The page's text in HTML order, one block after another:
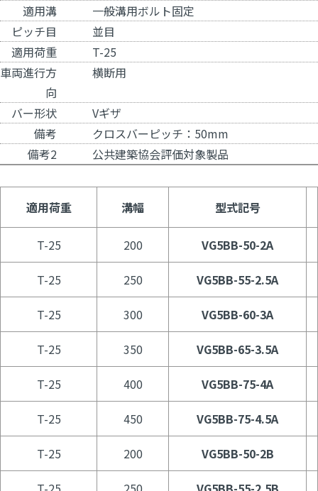
適用溝
一般溝用ボルト固定
ピッチ目
並目
適用荷重
T-25
車両進行方
向
横断用
バー形状
Vギザ
備考
クロスバーピッチ：50mm
備考2
公共建築協会評価対象製品
適用荷重 溝幅 型式記号
T-25 200 VG5BB-50-2A
T-25 250 VG5BB-55-2.5A
T-25 300 VG5BB-60-3A
T-25 350 VG5BB-65-3.5A
T-25 400 VG5BB-75-4A
T-25 450 VG5BB-75-4.5A
T-25 200 VG5BB-50-2B